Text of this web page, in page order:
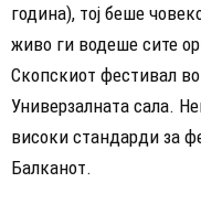
година), тој беше
живо ги водеше сите
Скопскиот фестивал
Универзалната сала.
високи стандарди за
Балканот.